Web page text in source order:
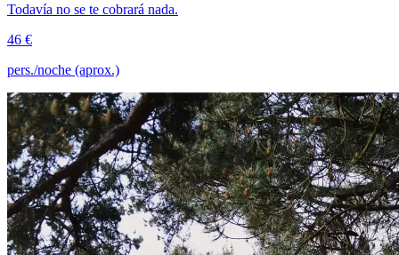
Todavía no se te cobrará nada.
46 €
pers./noche (aprox.)